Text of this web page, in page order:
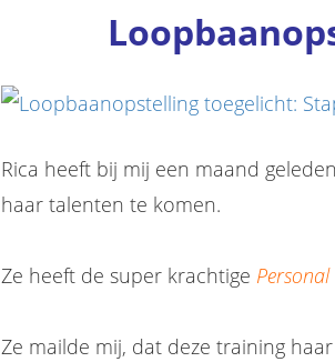
Rica heeft bij mij een maand
haar talenten te komen.
Ze heeft de super krachtige
Ze mailde mij, dat deze training